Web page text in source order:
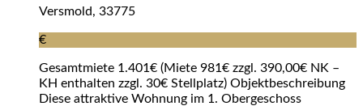
Versmold, 33775
€
Gesamtmiete 1.401€ (Miete 981€ zzgl. 390,00€ NK –
KH enthalten zzgl. 30€ Stellplatz) Objektbeschreibung
Diese attraktive Wohnung im 1. Obergeschoss